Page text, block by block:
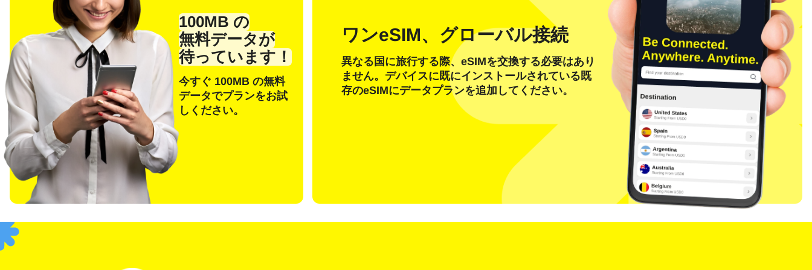
100MB の
無料データが
待っています！
今すぐ 100MB の無料
データでプランをお試
しください。
ワンeSIM、グローバル接続
異なる国に旅行する際、eSIMを交換する必要はあり
ません。デバイスに既にインストールされている既
存のeSIMにデータプランを追加してください。
English Español
ポップアップを閉じる
通貨を選択
OTP コードを送信
または別の方法でログイン